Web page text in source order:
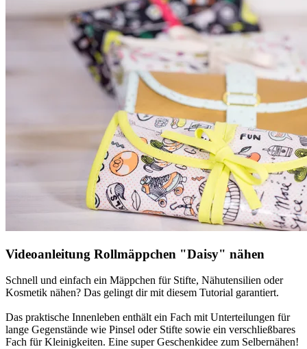
Videoanleitung Rollmäppchen "Daisy" nähen
Schnell und einfach ein Mäppchen für Stifte, Nähutensilien oder
Kosmetik nähen? Das gelingt dir mit diesem Tutorial garantiert.
Das praktische Innenleben enthält ein Fach mit Unterteilungen für
lange Gegenstände wie Pinsel oder Stifte sowie ein verschließbares
Fach für Kleinigkeiten. Eine super Geschenkidee zum Selbernähen!